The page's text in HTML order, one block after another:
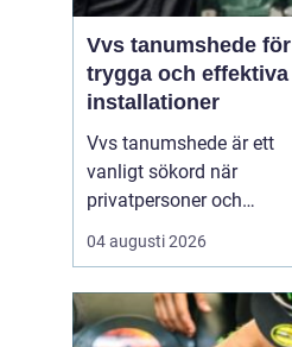
Vvs tanumshede för
trygga och effektiva
installationer
Vvs tanumshede är ett
vanligt sökord när
privatpersoner och
företag behöver hjälp
med värme, vatten och
Många undrar vad som
04 augusti 2026